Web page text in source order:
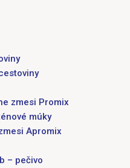
zmesi Promix
múky
Apromix
– pečivo